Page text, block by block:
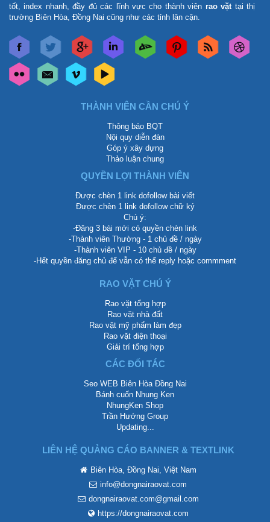
tốt, index nhanh, đầy đủ các lĩnh vực cho thành viên rao vặttại thị
trường Biên Hòa, Đồng Nai cũng như các tỉnh lân cận.
THÀNH VIÊN CẦN CHÚ Ý
Thông báo BQT
Nội quy diễn đàn
Góp ý xây dựng
Thảo luận chung
QUYỀN LỢI THÀNH VIÊN
Được chèn 1 link dofollow bài viết
Được chèn 1 link dofollow chữ ký
Chú ý:
-Đăng 3 bài mới có quyền chèn link
-Thành viên Thường - 1 chủ đề / ngày
-Thành viên VIP - 10 chủ đề / ngày
-Hết quyền đăng chủ để vẫn có thể reply hoặc commment
RAO VẶT CHÚ Ý
Rao vặt tổng hợp
Rao vặt nhà đất
Rao vặt mỹ phẩm làm đẹp
Rao vặt điện thoại
Giải trí tổng hợp
CÁC ĐỐI TÁC
Seo WEB Biên Hòa Đồng Nai
Bánh cuốn Nhung Ken
NhungKen Shop
Trần Hướng Group
Updating...
LIÊN HỆ QUẢNG CÁO BANNER & TEXTLINK
Biên Hòa, Đồng Nai, Việt Nam
info@dongnairaovat.com
dongnairaovat.com@gmail.com
https://dongnairaovat.com